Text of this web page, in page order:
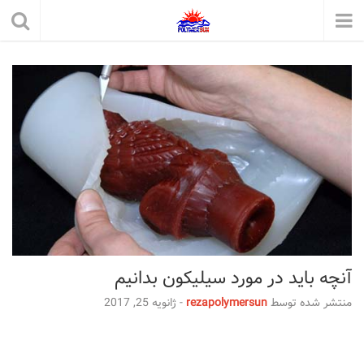
آنچه باید در مورد سیلیکون بدانیم
منتشر شده توسطrezapolymersun
-ژانویه 25, 2017